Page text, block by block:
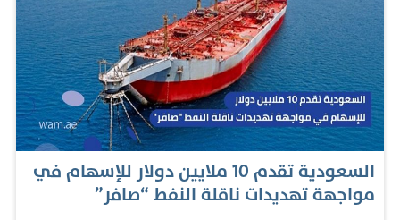
عبدالعزيز ولي العهد نائب رئيس مجلس الوزراء ـ حفظهما الله
ـ، لبحث أوجه التعاون بين البلدين الصديقين، ومناقشة سبل
مواجهة التحديات التي تواجه المنطقة والعالم. ويلتقي بايدن
في قمة مشتركة دعا إليها خادم الحرمين الشريفين ـ أيده الله
– أصحاب الجلالة والسمو قادة دول مجلس التعاون لدول
الخليج العربية، و ملك المملكة الأردنية الهاشمية، رئيس
جمهورية مصر العربية، ودولة رئيس مجلس وزراء جمهورية
السعودية تقدم 10 ملايين دولار للإسهام في
مواجهة تهديدات ناقلة النفط “صافر”